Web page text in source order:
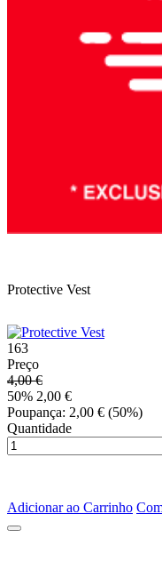
Protective Vest
163
Preço
4,00 €
50% 2,00 €
Poupança: 2,00 € (50%)
Quantidade
Adicionar ao Carrinho